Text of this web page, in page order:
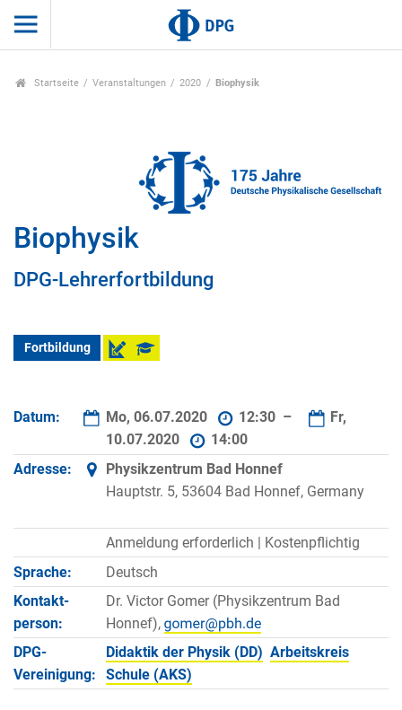
Startseite Veranstaltungen 2020 Biophysik
Biophysik
DPG-Lehrerfortbildung
Fortbildung
Datum: Mo, 06.07.2020 12:30 –
Fr,
10.07.2020
14:00
Adresse:
Physikzentrum Bad Honnef
Hauptstr. 5, 53604 Bad Honnef, Germany
Anmeldung erforderlich | Kostenpflichtig
Sprache:
Deutsch
Kontakt­
person:
Dr. Victor Gomer (Physikzentrum Bad
Honnef),
DPG-
Vereinigung:
Didaktik der Physik (DD) Arbeitskreis
Schule (AKS)